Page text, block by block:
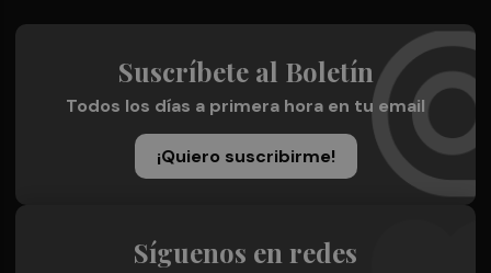
Suscríbete al Boletín
Todos los días a primera hora en tu email
¡Quiero suscribirme!
Síguenos en redes